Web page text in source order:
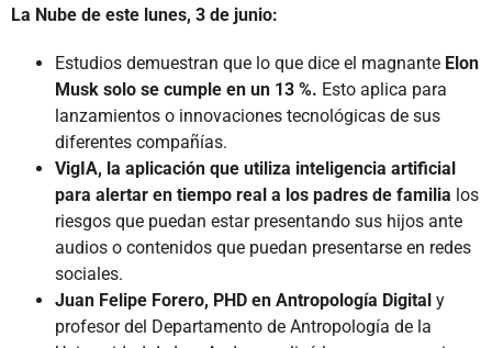
La Nube de este lunes, 3 de junio:
Estudios demuestran que lo que dice el magnante Elon
Musk solo se cumple en un 13 %. Esto aplica para
lanzamientos o innovaciones tecnológicas de sus
diferentes compañías.
VigIA, la aplicación que utiliza inteligencia artificial
para alertar en tiempo real a los padres de familia los
riesgos que puedan estar presentando sus hijos ante
audios o contenidos que puedan presentarse en redes
sociales.
Juan Felipe Forero, PHD en Antropología Digital y
profesor del Departamento de Antropología de la